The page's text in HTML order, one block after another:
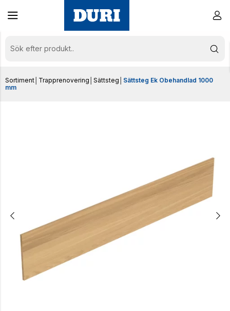
Sortiment Trapprenovering Sättsteg
Sättsteg Ek Obehandlad 1000
mm